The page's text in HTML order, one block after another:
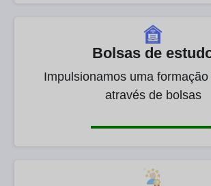
Bolsas de
Impulsionamos uma
através de bolsas